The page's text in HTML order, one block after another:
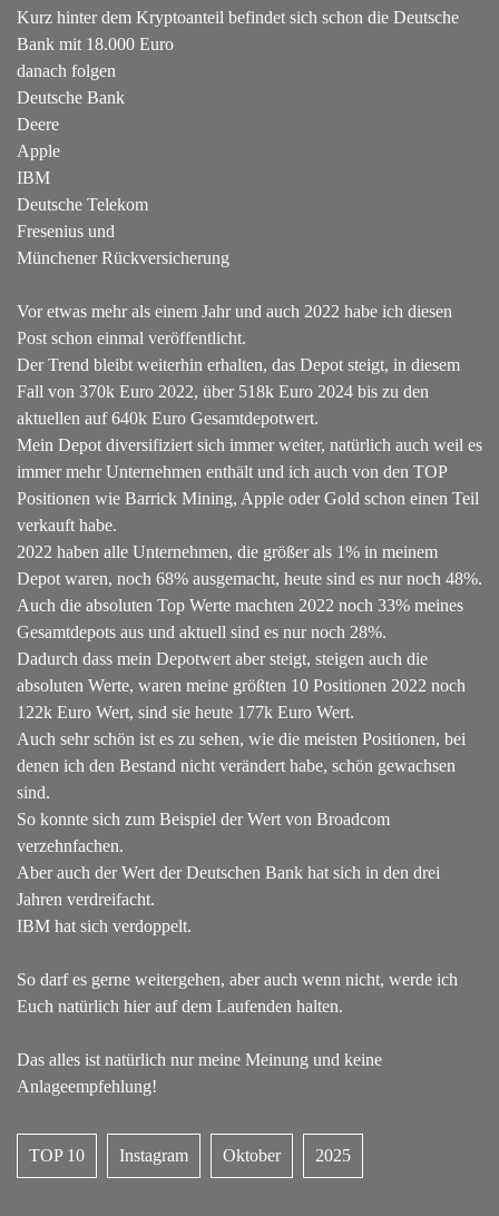
Kurz hinter dem Kryptoanteil befindet sich schon die Deutsche
Bank mit 18.000 Euro
danach folgen
Deutsche Bank
Deere
Apple
IBM
Deutsche Telekom
Fresenius und
Münchener Rückversicherung
Vor etwas mehr als einem Jahr und auch 2022 habe ich diesen
Post schon einmal veröffentlicht.
Der Trend bleibt weiterhin erhalten, das Depot steigt, in diesem
Fall von 370k Euro 2022, über 518k Euro 2024 bis zu den
aktuellen auf 640k Euro Gesamtdepotwert.
Mein Depot diversifiziert sich immer weiter, natürlich auch weil es
immer mehr Unternehmen enthält und ich auch von den TOP
Positionen wie Barrick Mining, Apple oder Gold schon einen Teil
verkauft habe.
2022 haben alle Unternehmen, die größer als 1% in meinem
Depot waren, noch 68% ausgemacht, heute sind es nur noch 48%.
Auch die absoluten Top Werte machten 2022 noch 33% meines
Gesamtdepots aus und aktuell sind es nur noch 28%.
Dadurch dass mein Depotwert aber steigt, steigen auch die
absoluten Werte, waren meine größten 10 Positionen 2022 noch
122k Euro Wert, sind sie heute 177k Euro Wert.
Auch sehr schön ist es zu sehen, wie die meisten Positionen, bei
denen ich den Bestand nicht verändert habe, schön gewachsen
sind.
So konnte sich zum Beispiel der Wert von Broadcom
verzehnfachen.
Aber auch der Wert der Deutschen Bank hat sich in den drei
Jahren verdreifacht.
IBM hat sich verdoppelt.
So darf es gerne weitergehen, aber auch wenn nicht, werde ich
Euch natürlich hier auf dem Laufenden halten.
Das alles ist natürlich nur meine Meinung und keine
Anlageempfehlung!
TOP 10 Instagram Oktober 2025